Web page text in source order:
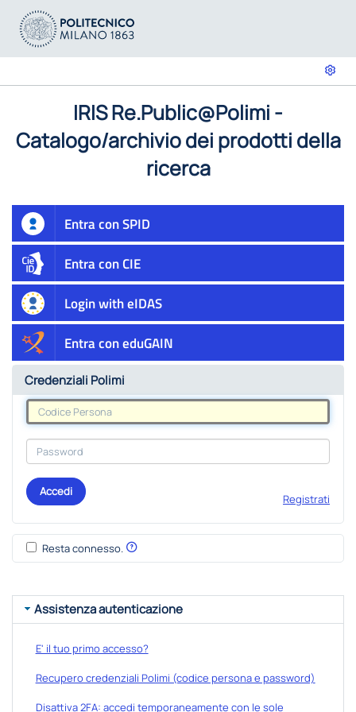
IRIS Re.Public@Polimi -
Catalogo/archivio dei prodotti della
ricerca
Entra con SPID
Entra con CIE
Login with eIDAS
Entra con eduGAIN
Credenziali Polimi
Accedi
Registrati
Resta connesso.
Assistenza autenticazione
E' il tuo primo accesso?
Recupero credenziali Polimi (codice persona e password)
Disattiva 2FA: accedi temporaneamente con le sole